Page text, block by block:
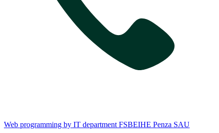
Web programming by IT department FSBEIHE Penza SAU